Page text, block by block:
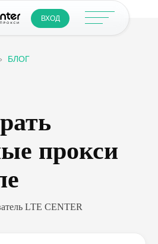
ВХОД
БЛОГ
прокси
LTE CENTER